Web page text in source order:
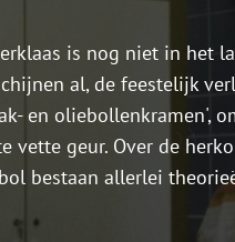
is nog niet in het
al, de feestelijk
en oliebollenkramen',
vette geur. Over de
bestaan allerlei